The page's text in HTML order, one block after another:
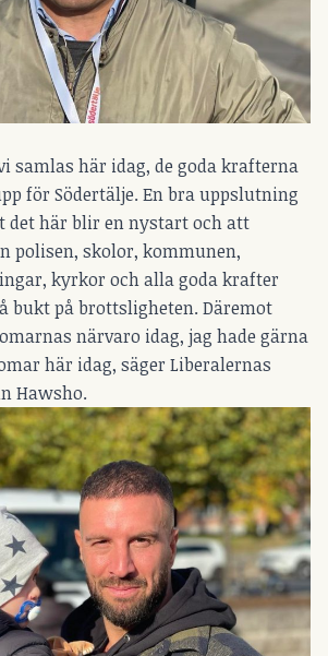
samlas här idag, de goda krafterna
för Södertälje. En bra uppslutning
det här blir en nystart och att
polisen, skolor, kommunen,
kyrkor och alla goda krafter
bukt på brottsligheten. Däremot
närvaro idag, jag hade gärna
här idag, säger Liberalernas
Hawsho.